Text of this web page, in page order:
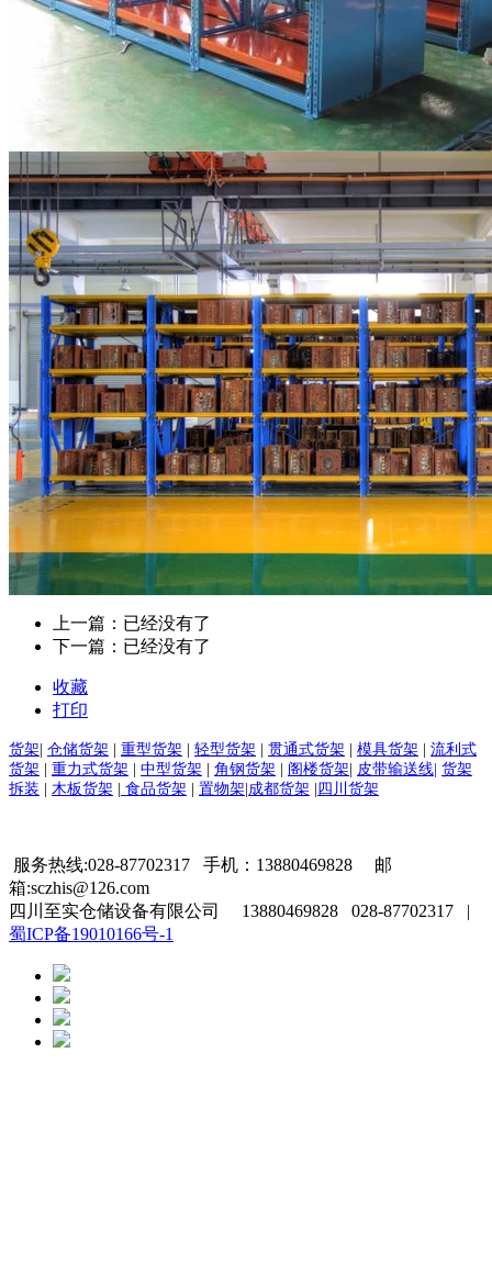
上一篇：已经没有了
下一篇：已经没有了
收藏
打印
货架 仓储货架 重型货架 轻型货架 贯通式货架 模具货架
流利式
货架
重力式货架 中型货架 角钢货架 阁楼货架 皮带输送线| 货架
拆装
木板货架 食品货架 置物架 成都货架 四川货架
服务热线:028-87702317 手机：13880469828 邮
箱:sczhis@126.com
四川至实仓储设备有限公司 13880469828 028-87702317 |
蜀ICP备19010166号-1